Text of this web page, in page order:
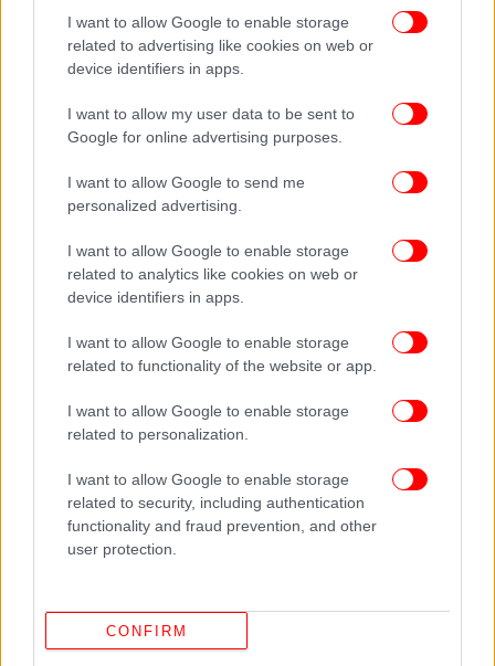
I want to allow Google to enable storage
related to advertising like cookies on web or
device identifiers in apps.
I want to allow my user data to be sent to
Google for online advertising purposes.
I want to allow Google to send me
personalized advertising.
I want to allow Google to enable storage
related to analytics like cookies on web or
device identifiers in apps.
I want to allow Google to enable storage
related to functionality of the website or app.
I want to allow Google to enable storage
related to personalization.
I want to allow Google to enable storage
related to security, including authentication
functionality and fraud prevention, and other
user protection.
CONFIRM